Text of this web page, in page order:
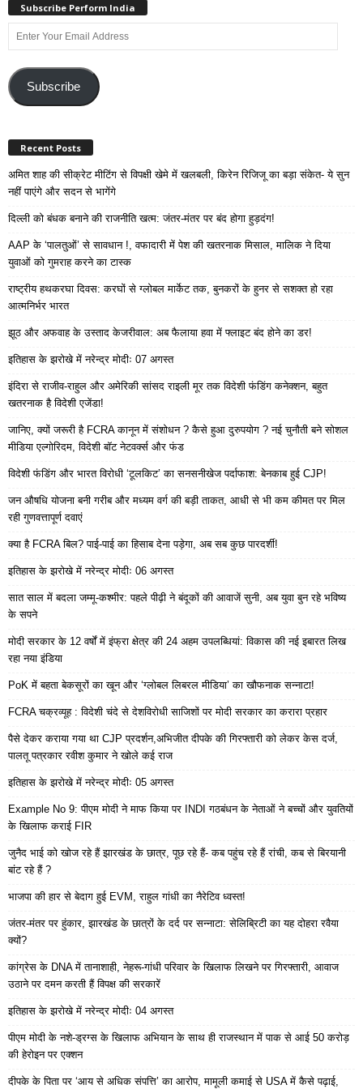
Subscribe Perform India
Enter
Your
AddressSubscribe
Recent Posts
अमित शाह की सीक्रेट मीटिंग से विपक्षी खेमे में खलबली, किरेन रिजिजू का बड़ा संकेत- ये सुन
नहीं पाएंगे और सदन से भागेंगे
दिल्ली को बंधक बनाने की राजनीति खत्म: जंतर-मंतर पर बंद होगा हुड़दंग!
AAP के ‘पालतुओं’ से सावधान !, वफादारी में पेश की खतरनाक मिसाल, मालिक ने दिया
युवाओं को गुमराह करने का टास्क
राष्ट्रीय हथकरघा दिवस: करघों से ग्लोबल मार्केट तक, बुनकरों के हुनर से सशक्त हो रहा
आत्मनिर्भर भारत
झूठ और अफवाह के उस्ताद केजरीवाल: अब फैलाया हवा में फ्लाइट बंद होने का डर!
इतिहास के झरोखे में नरेन्द्र मोदीः 07 अगस्त
इंदिरा से राजीव-राहुल और अमेरिकी सांसद राइली मूर तक विदेशी फंडिंग कनेक्शन, बहुत
खतरनाक है विदेशी एजेंडा!
जानिए, क्यों जरूरी है FCRA कानून में संशोधन ? कैसे हुआ दुरुपयोग ? नई चुनौती बने सोशल
मीडिया एल्गोरिदम, विदेशी बॉट नेटवर्क्स और फंड
विदेशी फंडिंग और भारत विरोधी ‘टूलकिट’ का सनसनीखेज पर्दाफाश: बेनकाब हुई CJP!
जन औषधि योजना बनी गरीब और मध्यम वर्ग की बड़ी ताकत, आधी से भी कम कीमत पर मिल
रही गुणवत्तापूर्ण दवाएं
क्या है FCRA बिल? पाई-पाई का हिसाब देना पड़ेगा, अब सब कुछ पारदर्शी!
इतिहास के झरोखे में नरेन्द्र मोदीः 06 अगस्त
सात साल में बदला जम्मू-कश्मीर: पहले पीढ़ी ने बंदूकों की आवाजें सुनी, अब युवा बुन रहे भविष्य
के सपने
मोदी सरकार के 12 वर्षों में इंफ्रा क्षेत्र की 24 अहम उपलब्धियां: विकास की नई इबारत लिख
रहा नया इंडिया
PoK में बहता बेकसूरों का खून और ‘ग्लोबल लिबरल मीडिया’ का खौफनाक सन्नाटा!
FCRA चक्रव्यूह : विदेशी चंदे से देशविरोधी साजिशों पर मोदी सरकार का करारा प्रहार
पैसे देकर कराया गया था CJP प्रदर्शन,अभिजीत दीपके की गिरफ्तारी को लेकर केस दर्ज,
पालतू पत्रकार रवीश कुमार ने खोले कई राज
इतिहास के झरोखे में नरेन्द्र मोदीः 05 अगस्त
Example No 9: पीएम मोदी ने माफ किया पर INDI गठबंधन के नेताओं ने बच्चों और युवतियों
के खिलाफ कराई FIR
जुनैद भाई को खोज रहे हैं झारखंड के छात्र, पूछ रहे हैं- कब पहुंच रहे हैं रांची, कब से बिरयानी
बांट रहे हैं ?
भाजपा की हार से बेदाग हुई EVM, राहुल गांधी का नैरेटिव ध्वस्त!
जंतर-मंतर पर हुंकार, झारखंड के छात्रों के दर्द पर सन्नाटा: सेलिब्रिटी का यह दोहरा रवैया
क्यों?
कांग्रेस के DNA में तानाशाही, नेहरू-गांधी परिवार के खिलाफ लिखने पर गिरफ्तारी, आवाज
उठाने पर दमन करती हैं विपक्ष की सरकारें
इतिहास के झरोखे में नरेन्द्र मोदीः 04 अगस्त
पीएम मोदी के नशे-ड्रग्स के खिलाफ अभियान के साथ ही राजस्थान में पाक से आई 50 करोड़
की हेरोइन पर एक्शन
दीपके के पिता पर ‘आय से अधिक संपत्ति’ का आरोप, मामूली कमाई से USA में कैसे पढ़ाई,